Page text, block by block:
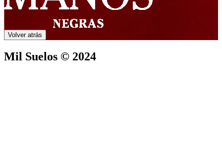
Volver atrás
Mil Suelos © 2024